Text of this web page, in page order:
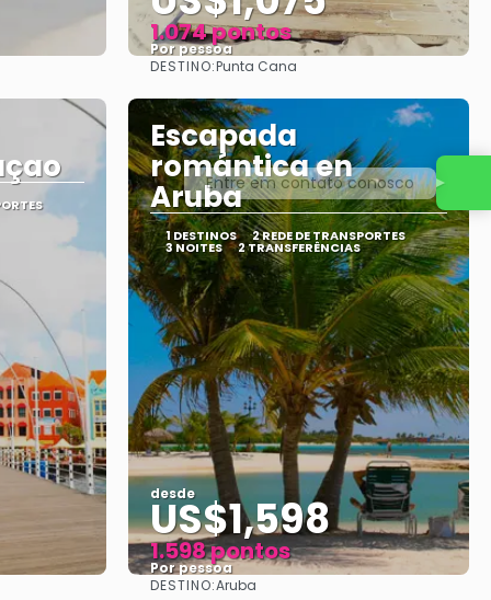
1.074 pontos
Por pessoa
Vejo
DESTINO:Punta Cana
Escapada
romántica en
Aruba
1 DESTINOS 2 REDE DE TRANSPORTES
3 NOITES 2 TRANSFERÊNCIAS
desde
US$1,598
1.598 pontos
Por pessoa
DESTINO:Aruba
Entre em contato conosco